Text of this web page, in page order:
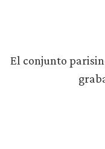
El conjunto